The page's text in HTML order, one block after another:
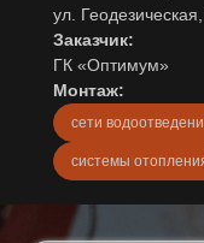
ул.
Заказчик:
ГК «Оптимум»
Монтаж:
сети
системы